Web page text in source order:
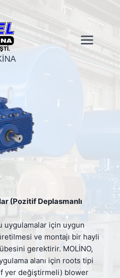
(Pozitif Deplasmanlı
uygulamalar için uygun
ve montajı bir hayli
gerektirir. MOLİNO,
alanı için roots tipi
yer değiştirmeli) blower